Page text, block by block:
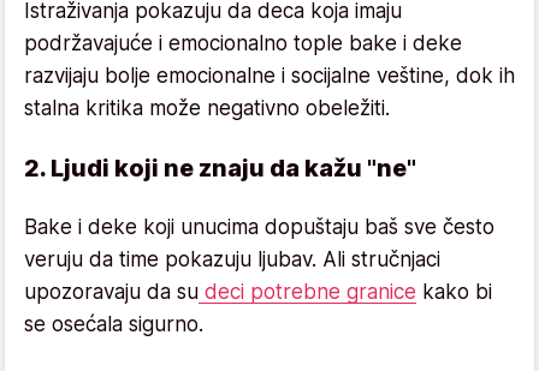
Istraživanja pokazuju da deca koja imaju
podržavajuće i emocionalno tople bake i deke
razvijaju bolje emocionalne i socijalne veštine, dok ih
stalna kritika može negativno obeležiti.
2. Ljudi koji ne znaju da kažu "ne"
Bake i deke koji unucima dopuštaju baš sve često
veruju da time pokazuju ljubav. Ali stručnjaci
upozoravaju da su deci potrebne granice kako bi
se osećala sigurno.